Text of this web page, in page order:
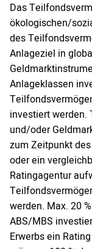
Das
ökologischen/
des
Anlageziel in
Anlageklassen
investiert werden.
und/oder
zum Zeitpunkt
oder ein
Ratingagentur
werden. Max. 20
ABS/MBS
Erwerbs ein